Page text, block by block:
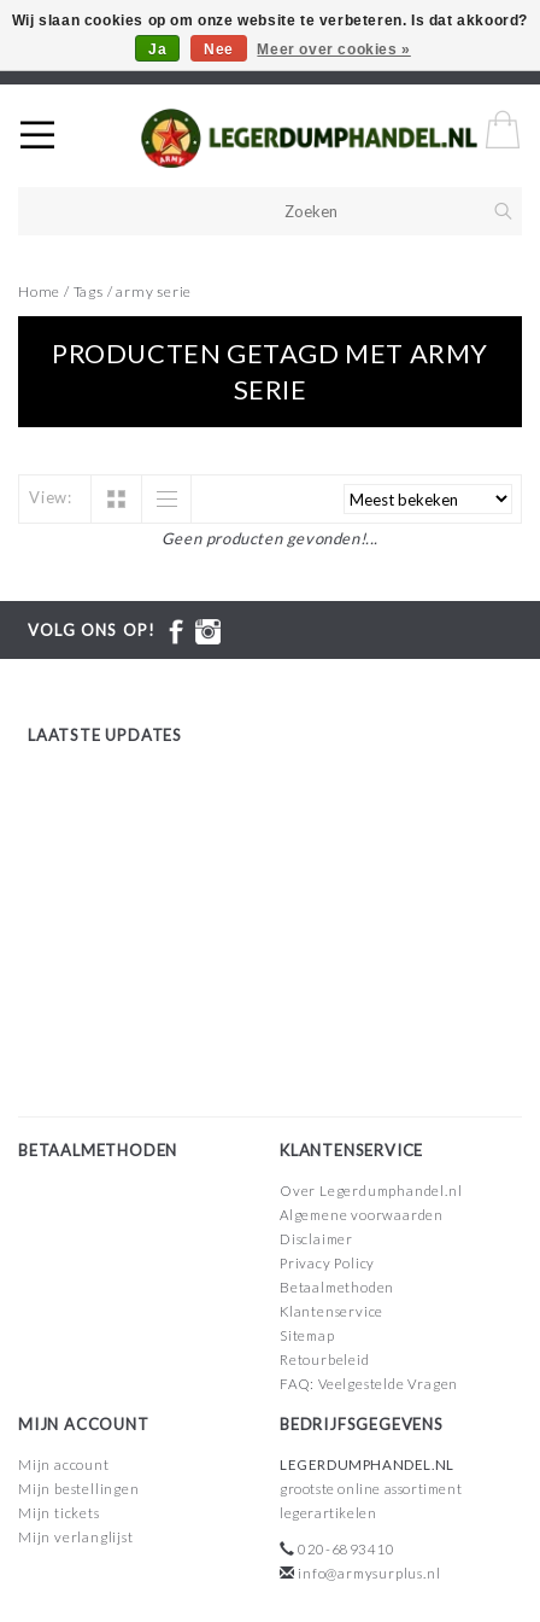
Welkom in onze webshop! Als u een product zoekt en deze niet kan
vinden in de webwinkel, neem vooral contact op!
Home / Tags /army serie
PRODUCTEN GETAGD MET ARMY
SERIE
View:
Geen producten gevonden!...
VOLG ONS OP!
LAATSTE UPDATES
BETAALMETHODEN KLANTENSERVICE
Over Legerdumphandel.nl
Algemene voorwaarden
Disclaimer
Privacy Policy
Betaalmethoden
Klantenservice
Sitemap
Retourbeleid
FAQ: Veelgestelde Vragen
MIJN ACCOUNT
Mijn account
Mijn bestellingen
Mijn tickets
Mijn verlanglijst
BEDRIJFSGEGEVENS
LEGERDUMPHANDEL.NL
grootste online assortiment
legerartikelen
020-6893410
info@armysurplus.nl
Wij slaan cookies op om onze website te verbeteren. Is dat akkoord?
Ja
Nee Meer over cookies »